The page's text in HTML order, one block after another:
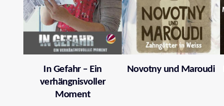
In Gefahr – Ein
verhängnisvoller
Moment
Novotny und Maroudi